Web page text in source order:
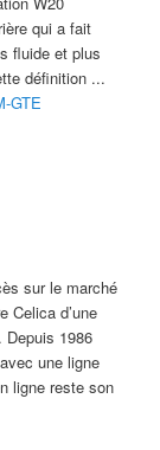
qui a fait
fluide et plus
définition ...
GTE
sur le marché
Celica d’une
Depuis 1986
une ligne
ligne reste son